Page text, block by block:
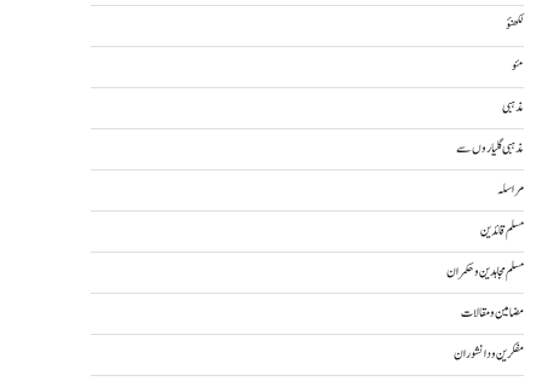
لکھنؤ
مئو
مذہبی
مذہبی گلیاروں سے
مراسلہ
مسلم قائدین
مسلم مجاہدین و حکمران
مضامین و مقالات
مفکرین و دانشوران